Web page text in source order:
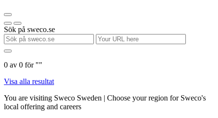
Sök på sweco.se
0 av 0 för ""
Visa alla resultat
You are visiting Sweco Sweden | Choose your region for Sweco's
local offering and careers